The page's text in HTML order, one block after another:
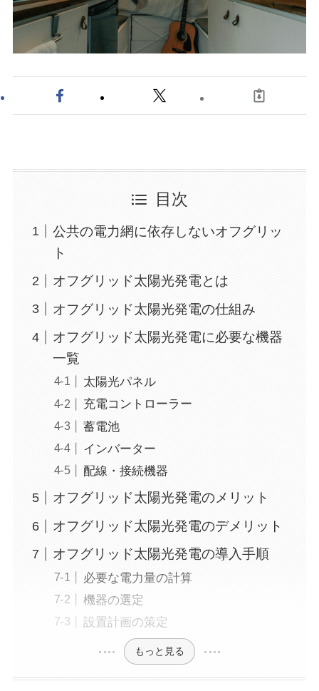
目次
公共の電力網に依存しないオフグリッ
ト
オフグリッド太陽光発電とは
オフグリッド太陽光発電の仕組み
オフグリッド太陽光発電に必要な機器
一覧
太陽光パネル
充電コントローラー
蓄電池
インバーター
配線・接続機器
オフグリッド太陽光発電のメリット
オフグリッド太陽光発電のデメリット
オフグリッド太陽光発電の導入手順
必要な電力量の計算
機器の選定
設置計画の策定
もっと見る